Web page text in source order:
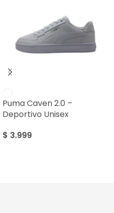
Puma Caven 2.0 –
Deportivo Unisex
$ 3.999